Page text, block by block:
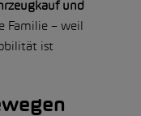
und
Familie – weil
ist